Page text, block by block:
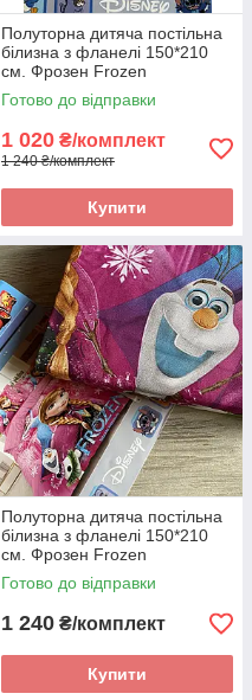
Полуторна дитяча постільна
білизна з фланелі 150*210
см. Фрозен Frozen
Готово до відправки
1 020 ₴/комплект
1 240 ₴/комплект
Купити
Полуторна дитяча постільна
білизна з фланелі 150*210
см. Фрозен Frozen
Готово до відправки
1 240 ₴/комплект
Купити